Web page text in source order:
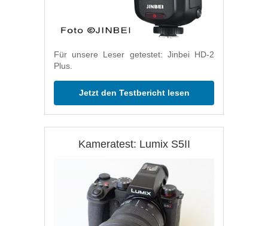
Für unsere Leser getestet: Jinbei HD-2
Plus.
Jetzt den Testbericht lesen
Kameratest: Lumix S5II